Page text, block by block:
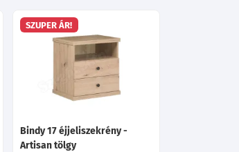
SZUPER ÁR!
Bindy 17 éjjeliszekrény -
Artisan tölgy